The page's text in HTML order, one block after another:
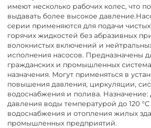
имеют несколько рабочих колес, что
выдавать более высокое
серии применяются для подачи
горячих жидкостей без абразивных
волокнистых включений и
исполнения насосов. Предназначены
гражданских и промышленных
назначения. Могут применяться в
повышения давления, циркуляции,
водоснабжения и полива.
давления воды температурой до 120
водоснабжения и отопления жилых
промышленных предприятий.